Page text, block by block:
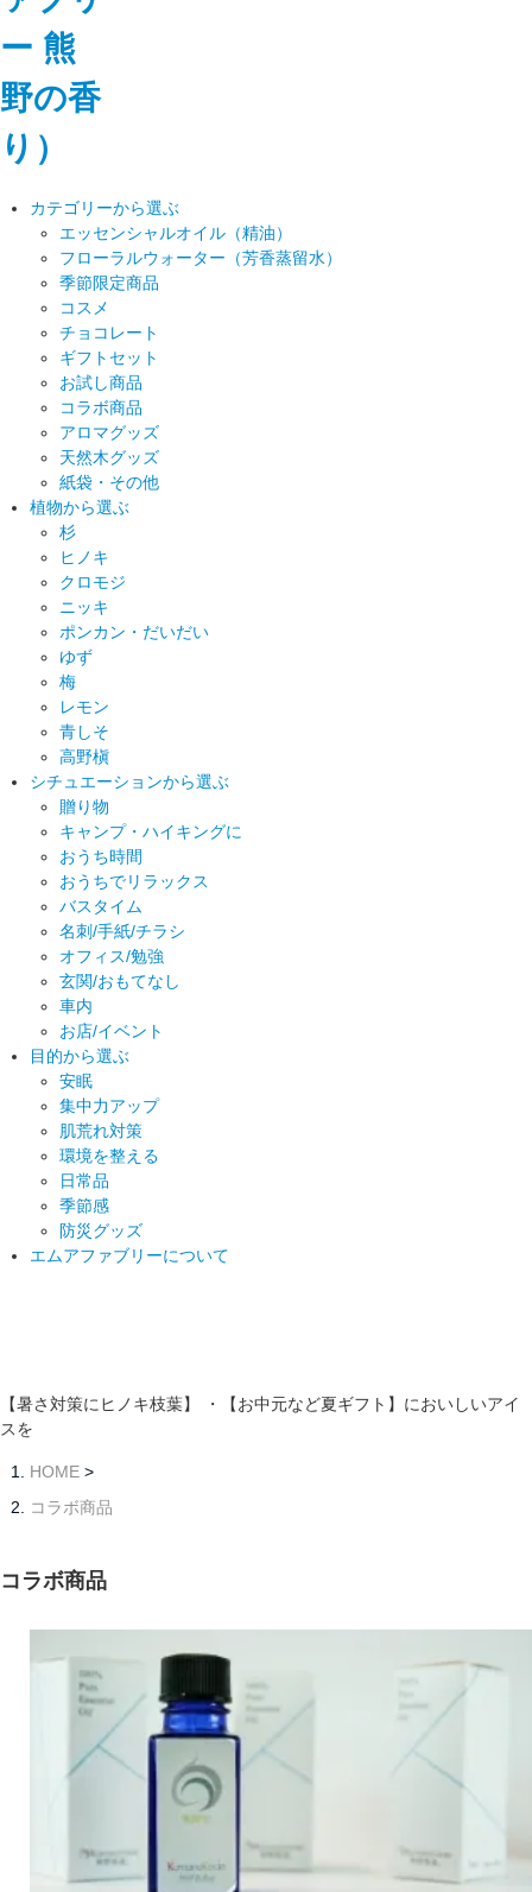
カテゴリーから選ぶ
エッセンシャルオイル（精油）
フローラルウォーター（芳香蒸留水）
季節限定商品
コスメ
チョコレート
ギフトセット
お試し商品
コラボ商品
アロマグッズ
天然木グッズ
紙袋・その他
植物から選ぶ
杉
ヒノキ
クロモジ
ニッキ
ポンカン・だいだい
ゆず
梅
レモン
青しそ
高野槇
シチュエーションから選ぶ
贈り物
キャンプ・ハイキングに
おうち時間
おうちでリラックス
バスタイム
名刺/手紙/チラシ
オフィス/勉強
玄関/おもてなし
車内
お店/イベント
目的から選ぶ
安眠
集中力アップ
肌荒れ対策
環境を整える
日常品
季節感
防災グッズ
エムアファブリーについて
【暑さ対策にヒノキ枝葉】 ・【お中元など夏ギフト】においしいアイ
スを
HOME >
コラボ商品
コラボ商品